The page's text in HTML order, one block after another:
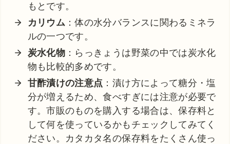
もとです。
カリウム ：体の水分バランスに関わるミネラ
ルの一つです。
炭水化物 ：らっきょうは野菜の中では炭水化
物も比較的多めです。
甘酢漬けの注意点 ：漬け方によって糖分・塩
分が増えるため、食べすぎには注意が必要で
す。市販のものを購入する場合は、保存料と
して何を使っているかもチェックしてみてく
ださい。カタカタ名の保存料をたくさん使っ